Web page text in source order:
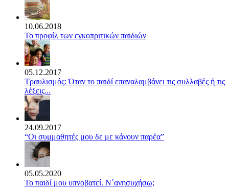
10.06.2018
Το προφίλ των εγκοπριτικών παιδιών
05.12.2017
Τραυλισμός: Όταν το παιδί επαναλαμβάνει τις συλλαβές ή τις
λέξεις...
24.09.2017
“Οι συμμαθητές μου δε με κάνουν παρέα”
05.05.2020
Το παιδί μου υπνοβατεί. Ν΄ανησυχήσω;